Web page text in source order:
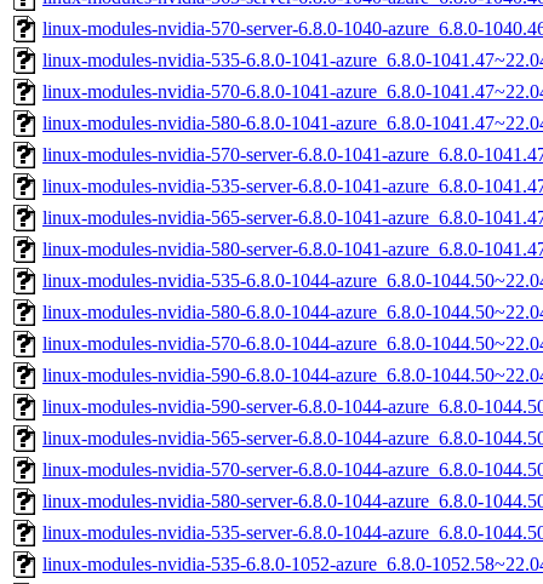
linux-modules-nvidia-570-server-6.8.0-1040-azure_6.8.0-
linux-modules-nvidia-535-6.8.0-1041-azure_6.8.0-
linux-modules-nvidia-570-6.8.0-1041-azure_6.8.0-
linux-modules-nvidia-580-6.8.0-1041-azure_6.8.0-
linux-modules-nvidia-570-server-6.8.0-1041-azure_6.8.0-
linux-modules-nvidia-535-server-6.8.0-1041-azure_6.8.0-
linux-modules-nvidia-565-server-6.8.0-1041-azure_6.8.0-
linux-modules-nvidia-580-server-6.8.0-1041-azure_6.8.0-
linux-modules-nvidia-535-6.8.0-1044-azure_6.8.0-
linux-modules-nvidia-580-6.8.0-1044-azure_6.8.0-
linux-modules-nvidia-570-6.8.0-1044-azure_6.8.0-
linux-modules-nvidia-590-6.8.0-1044-azure_6.8.0-
linux-modules-nvidia-590-server-6.8.0-1044-azure_6.8.0-
linux-modules-nvidia-565-server-6.8.0-1044-azure_6.8.0-
linux-modules-nvidia-570-server-6.8.0-1044-azure_6.8.0-
linux-modules-nvidia-580-server-6.8.0-1044-azure_6.8.0-
linux-modules-nvidia-535-server-6.8.0-1044-azure_6.8.0-
linux-modules-nvidia-535-6.8.0-1052-azure_6.8.0-